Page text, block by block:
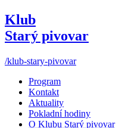
Klub
Starý pivovar
/klub-stary-pivovar
Program
Kontakt
Aktuality
Pokladní hodiny
O Klubu Starý pivovar